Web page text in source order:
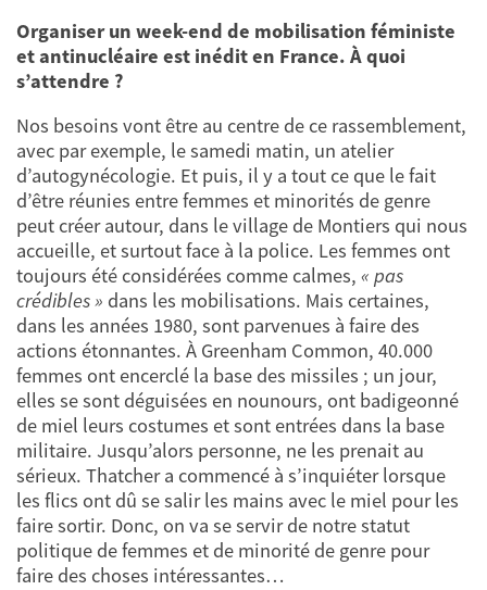
Organiser un week-end de mobilisation féministe
et antinucléaire est inédit en France. À quoi
s’attendre ?
Nos besoins vont être au centre de ce rassemblement,
avec par exemple, le samedi matin, un atelier
d’autogynécologie. Et puis, il y a tout ce que le fait
d’être réunies entre femmes et minorités de genre
peut créer autour, dans le village de Montiers qui nous
accueille, et surtout face à la police. Les femmes ont
toujours été considérées comme calmes, « pas
crédibles » dans les mobilisations. Mais certaines,
dans les années 1980, sont parvenues à faire des
actions étonnantes. À Greenham Common, 40.000
femmes ont encerclé la base des missiles ; un jour,
elles se sont déguisées en nounours, ont badigeonné
de miel leurs costumes et sont entrées dans la base
militaire. Jusqu’alors personne, ne les prenait au
sérieux. Thatcher a commencé à s’inquiéter lorsque
les flics ont dû se salir les mains avec le miel pour les
faire sortir. Donc, on va se servir de notre statut
politique de femmes et de minorité de genre pour
faire des choses intéressantes…